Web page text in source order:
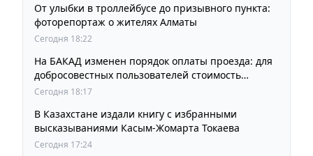
От улыбки в троллейбусе до призывного пункта:
фоторепортаж о жителях Алматы
Сегодня 18:22
На БАКАД изменен порядок оплаты проезда: для
добросовестных пользователей стоимость
остается прежней
Сегодня 18:17
В Казахстане издали книгу с избранными
высказываниями Касым-Жомарта Токаева
Сегодня 17:24